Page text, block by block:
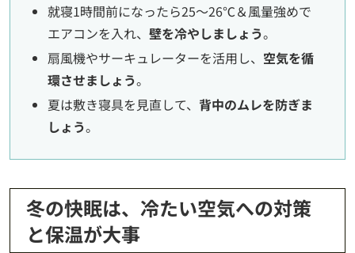
就寝1時間前になったら25～26℃＆風量強めで
エアコンを入れ、壁を冷やしましょう。
扇風機やサーキュレーターを活用し、 空気を循
環させましょう。
夏は敷き寝具を見直して、 背中のムレを防ぎま
しょう。
冬の快眠は、冷たい空気への対策
と保温が大事